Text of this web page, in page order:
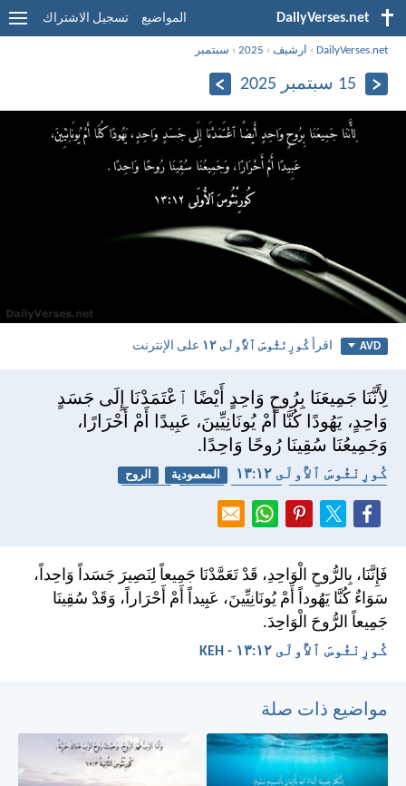
DailyVerses.net المواضيع تسجيل الاشتراك
DailyVerses.net
› ارشيف ›
2025
› سبتمبر
15 سبتمبر 2025
AVD اقرأكُورِنْثُوسَ ٱلأُولَى ١٢ على الإنترنت
لِأَنَّنَا جَمِيعَنَا بِرُوحٍ وَاحِدٍ أَيْضًا ٱعْتَمَدْنَا إِلَى جَسَدٍ
وَاحِدٍ، يَهُودًا كُنَّا أَمْ يُونَانِيِّينَ، عَبِيدًا أَمْ أَحْرَارًا،
وَجَمِيعُنَا سُقِينَا رُوحًا وَاحِدًا.
كُورِنْثُوسَ ٱلأُولَى ١٢:‏١٣ المعمودية
الروح
فَإِنَّنَا، بِالرُّوحِ الْوَاحِدِ، قَدْ تَعَمَّدْنَا جَمِيعاً لِنَصِيرَ جَسَداً وَاحِداً،
سَوَاءٌ كُنَّا يَهُوداً أَمْ يُونَانِيِّينَ، عَبِيداً أَمْ أَحْرَاراً، وَقَدْ سُقِينَا
جَمِيعاً الرُّوحَ الْوَاحِدَ.
كُورِنْثُوسَ ٱلأُولَى ١٢:‏١٣ - KEH
مواضيع ذات صلة